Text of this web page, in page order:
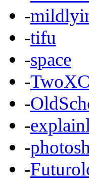
-
-tifu
-space
-
-
-
-
-